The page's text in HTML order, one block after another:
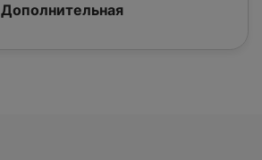
Дополнительная